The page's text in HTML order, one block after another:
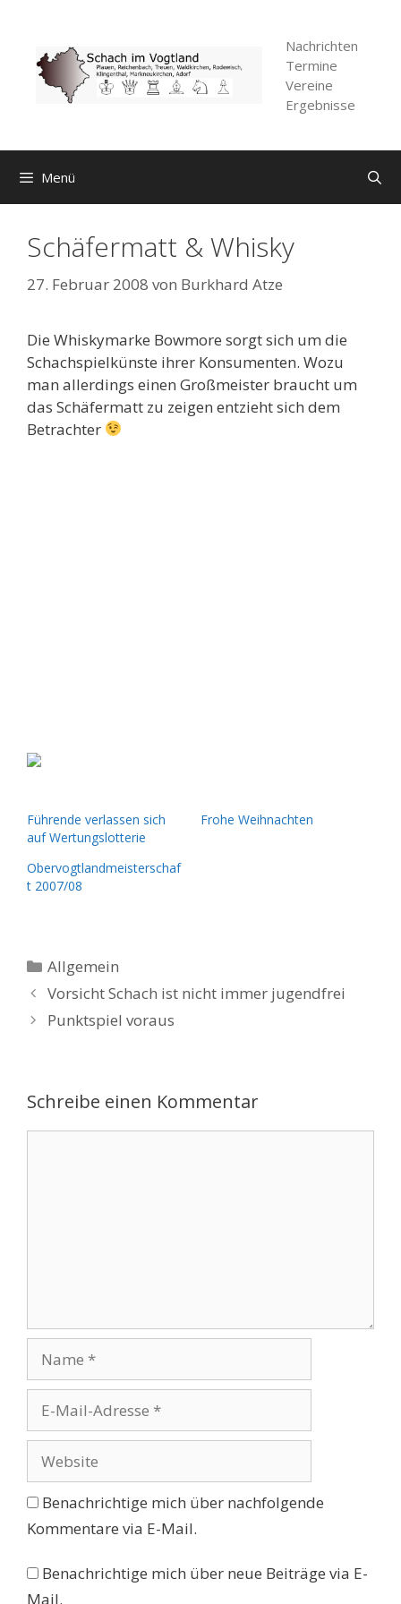
springen
Nachrichten
Termine
Vereine
Ergebnisse
Menü
Schäfermatt & Whisky
27. Februar 2008 von Burkhard Atze
Die Whiskymarke Bowmore sorgt sich um die
Schachspielkünste ihrer Konsumenten. Wozu
man allerdings einen Großmeister braucht um
das Schäfermatt zu zeigen entzieht sich dem
Betrachter
Führende verlassen sich
auf Wertungslotterie
Frohe Weihnachten
Obervogtlandmeisterschaf
t 2007/08
Kategorien
Allgemein
Vorsicht Schach ist nicht immer jugendfrei
Punktspiel voraus
Schreibe einen Kommentar
Mail-
Adresse
Benachrichtige mich über nachfolgende
Kommentare via E-Mail.
Benachrichtige mich über neue Beiträge via E-
Mail.